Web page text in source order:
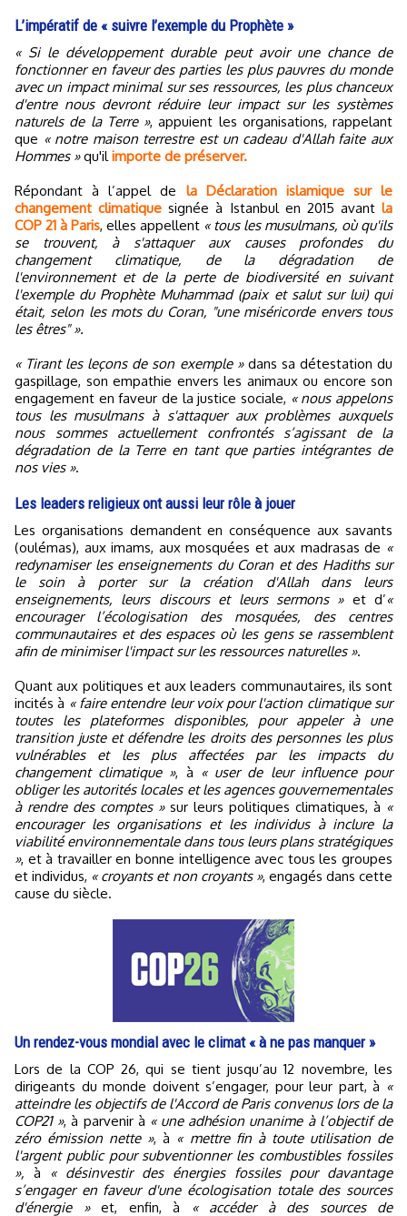
L’impératif de « suivre l’exemple du Prophète »
« Si le développement durable peut avoir une chance de
fonctionner en faveur des parties les plus pauvres du monde
avec un impact minimal sur ses ressources, les plus chanceux
d'entre nous devront réduire leur impact sur les systèmes
naturels de la Terre », appuient les organisations, rappelant
que « notre maison terrestre est un cadeau d'Allah faite aux
Hommes »qu'ilimporte de préserver.
Répondant à l’appel de la Déclaration islamique sur le
changement climatique signée à Istanbul en 2015 avant la
COP 21 à Paris, elles appellent « tous les musulmans, où qu'ils
se trouvent, à s'attaquer aux causes profondes du
changement climatique, de la dégradation de
l'environnement et de la perte de biodiversité en suivant
l'exemple du Prophète Muhammad (paix et salut sur lui) qui
était, selon les mots du Coran, "une miséricorde envers tous
les êtres" ».
« Tirant les leçons de son exemple »dans sa détestation du
gaspillage, son empathie envers les animaux ou encore son
engagement en faveur de la justice sociale, « nous appelons
tous les musulmans à s'attaquer aux problèmes auxquels
nous sommes actuellement confrontés s’agissant de la
dégradation de la Terre en tant que parties intégrantes de
nos vies ».
Les leaders religieux ont aussi leur rôle à jouer
Les organisations demandent en conséquence aux savants
(oulémas), aux imams, aux mosquées et aux madrasas de «
redynamiser les enseignements du Coran et des Hadiths sur
le soin à porter sur la création d'Allah dans leurs
enseignements, leurs discours et leurs sermons »et d’«
encourager l’écologisation des mosquées, des centres
communautaires et des espaces où les gens se rassemblent
afin de minimiser l'impact sur les ressources naturelles ».
Quant aux politiques et aux leaders communautaires, ils sont
incités à « faire entendre leur voix pour l'action climatique sur
toutes les plateformes disponibles, pour appeler à une
transition juste et défendre les droits des personnes les plus
vulnérables et les plus affectées par les impacts du
changement climatique », à « user de leur influence pour
obliger les autorités locales et les agences gouvernementales
à rendre des comptes »sur leurs politiques climatiques, à «
encourager les organisations et les individus à inclure la
viabilité environnementale dans tous leurs plans stratégiques
», et à travailler en bonne intelligence avec tous les groupes
et individus, « croyants et non croyants », engagés dans cette
cause du siècle.
Un rendez-vous mondial avec le climat « à ne pas manquer »
Lors de la COP 26, qui se tient jusqu’au 12 novembre, les
dirigeants du monde doivent s’engager, pour leur part, à «
atteindre les objectifs de l'Accord de Paris convenus lors de la
COP21 », à parvenir à « une adhésion unanime à l’objectif de
zéro émission nette », à « mettre fin à toute utilisation de
l'argent public pour subventionner les combustibles fossiles
», à
« désinvestir des énergies fossiles pour davantage
s’engager en faveur d'une écologisation totale des sources
d'énergie »et, enfin, à « accéder à des sources de